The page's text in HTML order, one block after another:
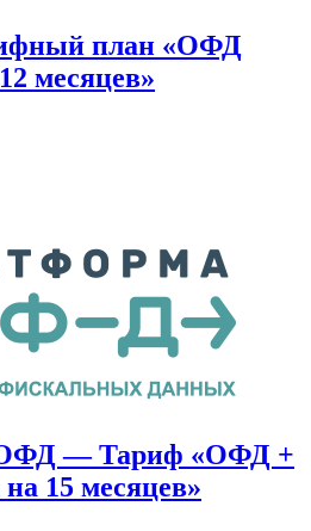
план «ОФД
месяцев»
— Тариф «ОФД +
15 месяцев»